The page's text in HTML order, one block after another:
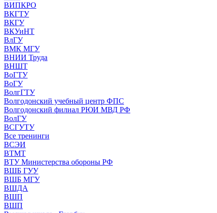
ВИПКРО
ВКГТУ
ВКГУ
ВКУиНТ
ВлГУ
ВМК МГУ
ВНИИ Труда
ВНШТ
ВоГТУ
ВоГУ
ВолгГТУ
Волгодонский учебный центр ФПС
Волгодонский филиал РЮИ МВД РФ
ВолГУ
ВСГУТУ
Все тренинги
ВСЭИ
ВТМТ
ВТУ Министерства обороны РФ
ВШБ ГУУ
ВШБ МГУ
ВШДА
ВШП
ВШП